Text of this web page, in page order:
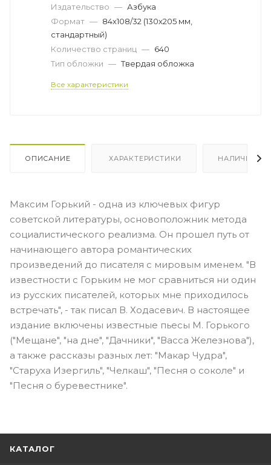
Издательство — Азбука
Формат — 84х108/32 (130х205 мм,
стандартный)
Количество страниц — 640
Тип обложки — Твердая обложка
Все характеристики
ОПИСАНИЕ ХАРАКТЕРИСТИКИ НАЛИЧИЕ
Максим Горький - одна из ключевых фигур
советской литературы, основоположник метода
социалистического реализма. Он прошел путь от
начинающего автора романтических
произведений до писателя с мировым именем. "В
известности с Горьким не мог сравниться ни один
из русских писателей, которых мне приходилось
встречать", - так писал В. Ходасевич. В настоящее
издание включены известные пьесы М. Горького
("Мещане", "на дне", "Дачники", "Васса Железнова"),
а также рассказы разных лет: "Макар Чудра",
"Старуха Изергиль", "Челкаш", "Песня о соколе" и
"Песня о буревестнике".
КАТАЛОГ